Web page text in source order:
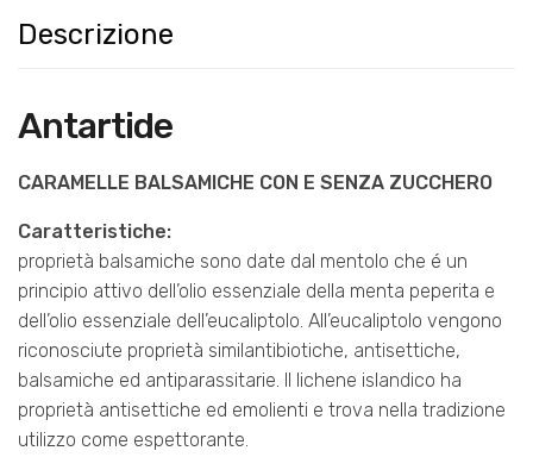
Descrizione
Antartide
CARAMELLE BALSAMICHE CON E SENZA ZUCCHERO
Caratteristiche:
proprietà balsamiche sono date dal mentolo che é un
principio attivo dell’olio essenziale della menta peperita e
dell’olio essenziale dell’eucaliptolo. All’eucaliptolo vengono
riconosciute proprietà similantibiotiche, antisettiche,
balsamiche ed antiparassitarie. Il lichene islandico ha
proprietà antisettiche ed emolienti e trova nella tradizione
utilizzo come espettorante.